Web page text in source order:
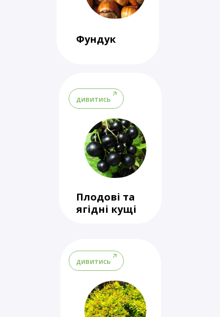
Фундук
дивитись
Плодові та
ягідні кущі
дивитись